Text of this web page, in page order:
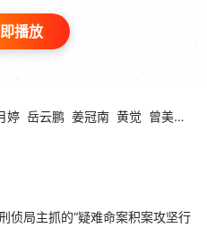
播放
婷 岳云鹏 姜冠南 黄觉 曾美慧孜
侦局主抓的“疑难命案积案攻坚行